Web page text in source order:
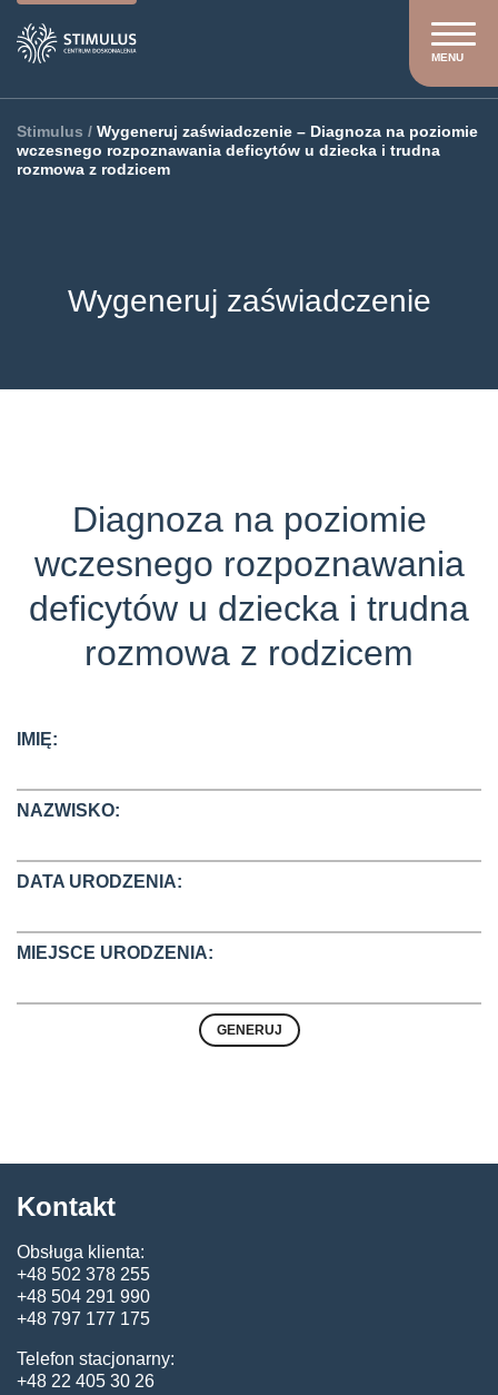
MENU
Stimulus / Wygeneruj zaświadczenie – Diagnoza na poziomie
wczesnego rozpoznawania deficytów u dziecka i trudna
rozmowa z rodzicem
Wygeneruj zaświadczenie
Diagnoza na poziomie
wczesnego rozpoznawania
deficytów u dziecka i trudna
rozmowa z rodzicem
IMIĘ:
NAZWISKO:
DATA URODZENIA:
MIEJSCE URODZENIA:
Kontakt
Obsługa klienta:
+48 502 378 255
+48 504 291 990
+48 797 177 175
Telefon stacjonarny:
+48 22 405 30 26